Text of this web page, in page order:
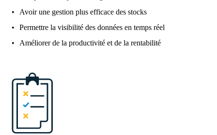
Avoir une gestion plus efficace des stocks
Permettre la visibilité des données en temps réel
Améliorer de la productivité et de la rentabilité